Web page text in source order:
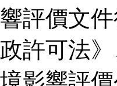
響評價文
政許可法
境影響評